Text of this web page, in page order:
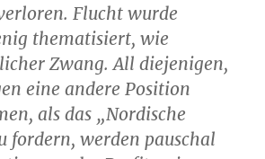
Flucht wurde
thematisiert, wie
Zwang. All diejenigen,
eine andere Position
als das „Nordische
fordern, werden pauschal